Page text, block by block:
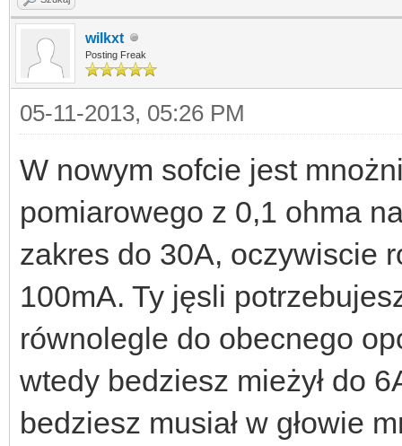
wilkxt
Posting Freak
05-11-2013, 05:26 PM
W nowym sofcie jest
pomiarowego z 0,1 ohma
zakres do 30A, oczywiscie
100mA. Ty jęsli
równolegle do obecnego
wtedy bedziesz mieżył do
bedziesz musiał w głowie